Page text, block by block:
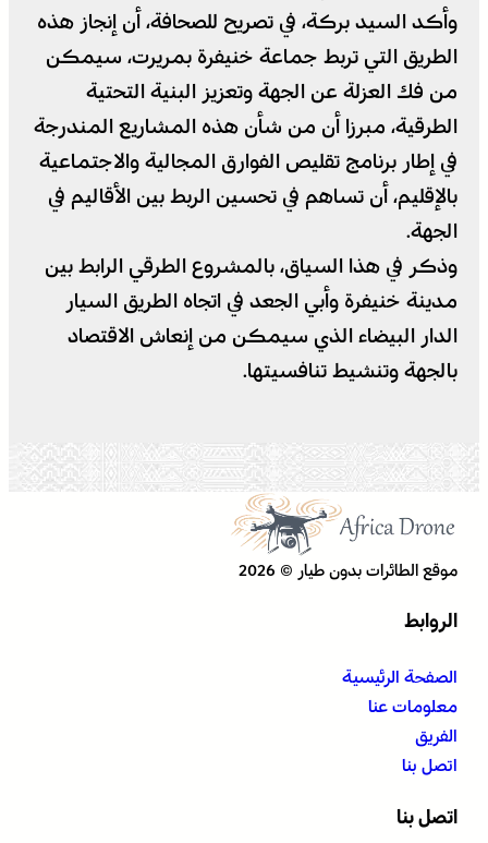
وأكد السيد بركة، في تصريح للصحافة، أن إنجاز هذه
الطريق التي تربط جماعة خنيفرة بمريرت، سيمكن
من فك العزلة عن الجهة وتعزيز البنية التحتية
الطرقية، مبرزا أن من شأن هذه المشاريع المندرجة
في إطار برنامج تقليص الفوارق المجالية والاجتماعية
بالإقليم، أن تساهم في تحسين الربط بين الأقاليم في
الجهة.
وذكر في هذا السياق، بالمشروع الطرقي الرابط بين
مدينة خنيفرة وأبي الجعد في اتجاه الطريق السيار
الدار البيضاء الذي سيمكن من إنعاش الاقتصاد
بالجهة وتنشيط تنافسيتها.
موقع الطائرات بدون طيار © 2026
الروابط
الصفحة الرئيسية
معلومات عنا
الفريق
اتصل بنا
اتصل بنا